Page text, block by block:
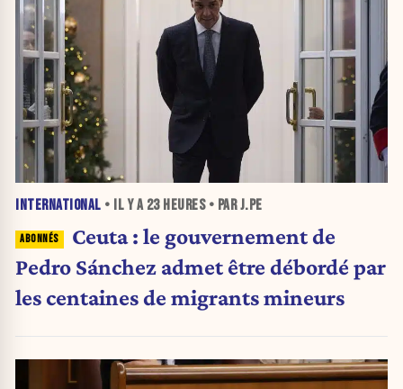
INTERNATIONAL • IL Y A 23 HEURES• PAR J.PE
Ceuta : le gouvernement de
Pedro Sánchez admet être débordé par
les centaines de migrants mineurs